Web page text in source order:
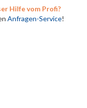
Hilfe vom Profi?
Anfragen-Service!